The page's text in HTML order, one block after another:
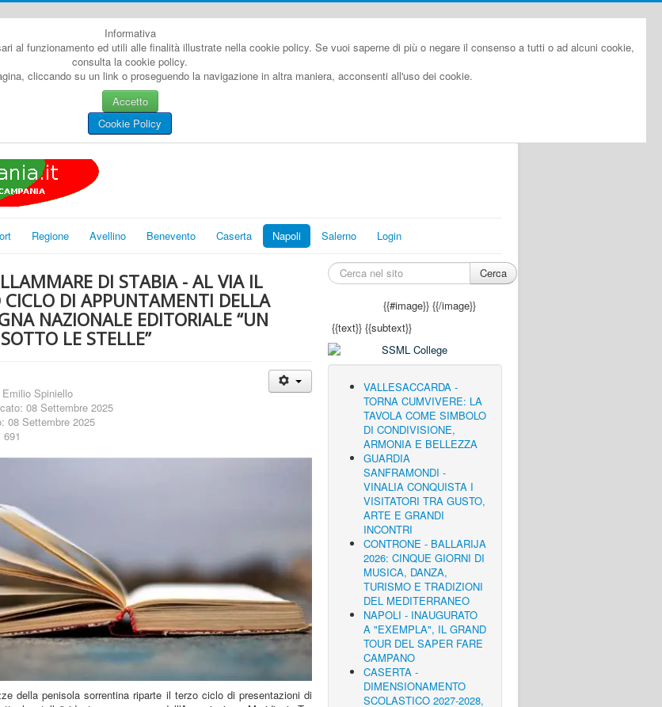
Informativa
al funzionamento ed utili alle finalità illustrate nella cookie policy. Se vuoi saperne di più o negare il consenso a tutti o ad alcuni cookie,
consulta la cookie policy.
cliccando su un link o proseguendo la navigazione in altra maniera, acconsenti all'uso dei cookie.
Accetto
Cookie Policy
Regione Avellino Benevento Caserta Napoli Salerno Login
DI STABIA - AL VIA IL
CICLO DI APPUNTAMENTI DELLA
NAZIONALE EDITORIALE “UN
LE STELLE”
Emilio Spiniello
08 Settembre 2025
08 Settembre 2025
della penisola sorrentina riparte il terzo ciclo di presentazioni di
Cerca
{{#image}}{{/image}}
{{text}} {{subtext}}
VALLESACCARDA -
TORNA CUMVIVERE: LA
TAVOLA COME SIMBOLO
DI CONDIVISIONE,
ARMONIA E BELLEZZA
GUARDIA
SANFRAMONDI -
VINALIA CONQUISTA I
VISITATORI TRA GUSTO,
ARTE E GRANDI
INCONTRI
CONTRONE - BALLARIJA
2026: CINQUE GIORNI DI
MUSICA, DANZA,
TURISMO E TRADIZIONI
DEL MEDITERRANEO
NAPOLI - INAUGURATO
A "EXEMPLA", IL GRAND
TOUR DEL SAPER FARE
CAMPANO
CASERTA -
DIMENSIONAMENTO
SCOLASTICO 2027-2028,